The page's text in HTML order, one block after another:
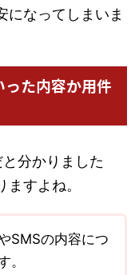
になってしまいま
た内容か用件
分かりました
すよね。
SMSの内容につ
。